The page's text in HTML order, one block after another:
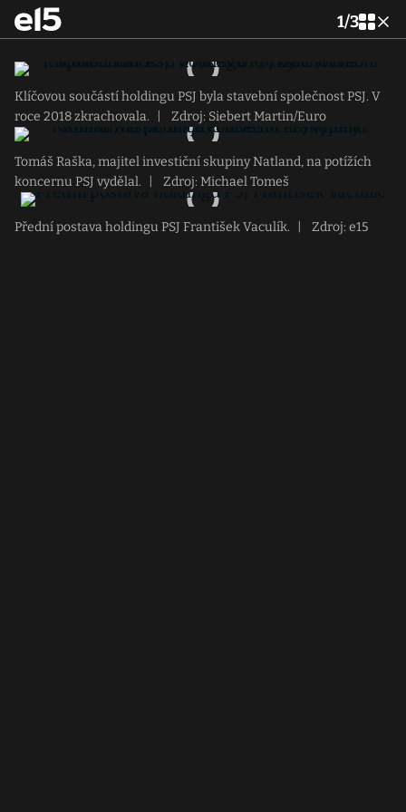
1/3
Klíčovou součástí holdingu PSJ byla stavební společnost PSJ. V
roce 2018 zkrachovala.
Zdroj: Siebert Martin/Euro
Tomáš Raška, majitel investiční skupiny Natland, na potížích
koncernu PSJ vydělal.
Zdroj: Michael Tomeš
Přední postava holdingu PSJ František Vaculík. Zdroj: e15